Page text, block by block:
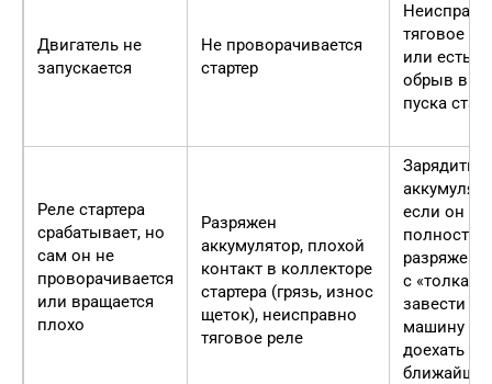
Двигатель не
запускается
Не проворачивается
стартер
тяговое
или есть
обрыв в
пуска
Реле стартера
срабатывает, но
сам он не
проворачивается
или вращается
плохо
Разряжен
аккумулятор, плохой
контакт в коллекторе
стартера (грязь, износ
щеток), неисправно
тяговое реле
Зарядить
если он
полностью
разряжен
с
завести
машину и
доехать до